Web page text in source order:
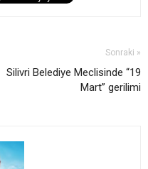
Sonraki »
Silivri Belediye Meclisinde “19
Mart” gerilimi